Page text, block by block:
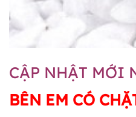
CẬP NHẬT MỚI
BÊN EM CÓ